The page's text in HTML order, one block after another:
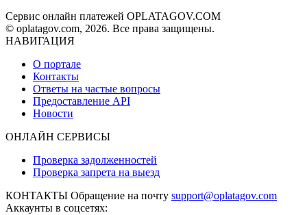
Сервис онлайн платежей OPLATAGOV.COM
© oplatagov.com, 2026. Все права защищены.
НАВИГАЦИЯ
О портале
Контакты
Ответы на частые вопросы
Предоставление API
Новости
ОНЛАЙН СЕРВИСЫ
Проверка задолженностей
Проверка запрета на выезд
КОНТАКТЫ Обращение на почту support@oplatagov.com
Аккаунты в соцсетях: